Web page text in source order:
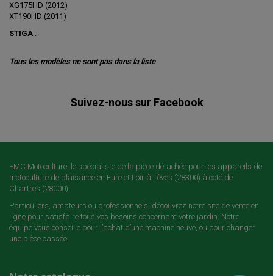
XG175HD (2012)
XT190HD (2011)
STIGA :
Tous les modèles ne sont pas dans la liste
Suivez-nous sur Facebook
EMC Motoculture, le spécialiste de la pièce détachée pour les appareils de
motoculture de plaisance en Eure et Loir à Lèves (28300) à coté de
Chartres (28000).
Particuliers, amateurs ou professionnels, découvrez notre site de vente en
ligne pour satisfaire tous vos besoins concernant votre jardin. Notre
équipe vous conseille pour l’achat d’une machine neuve, ou pour changer
une pièce cassée.